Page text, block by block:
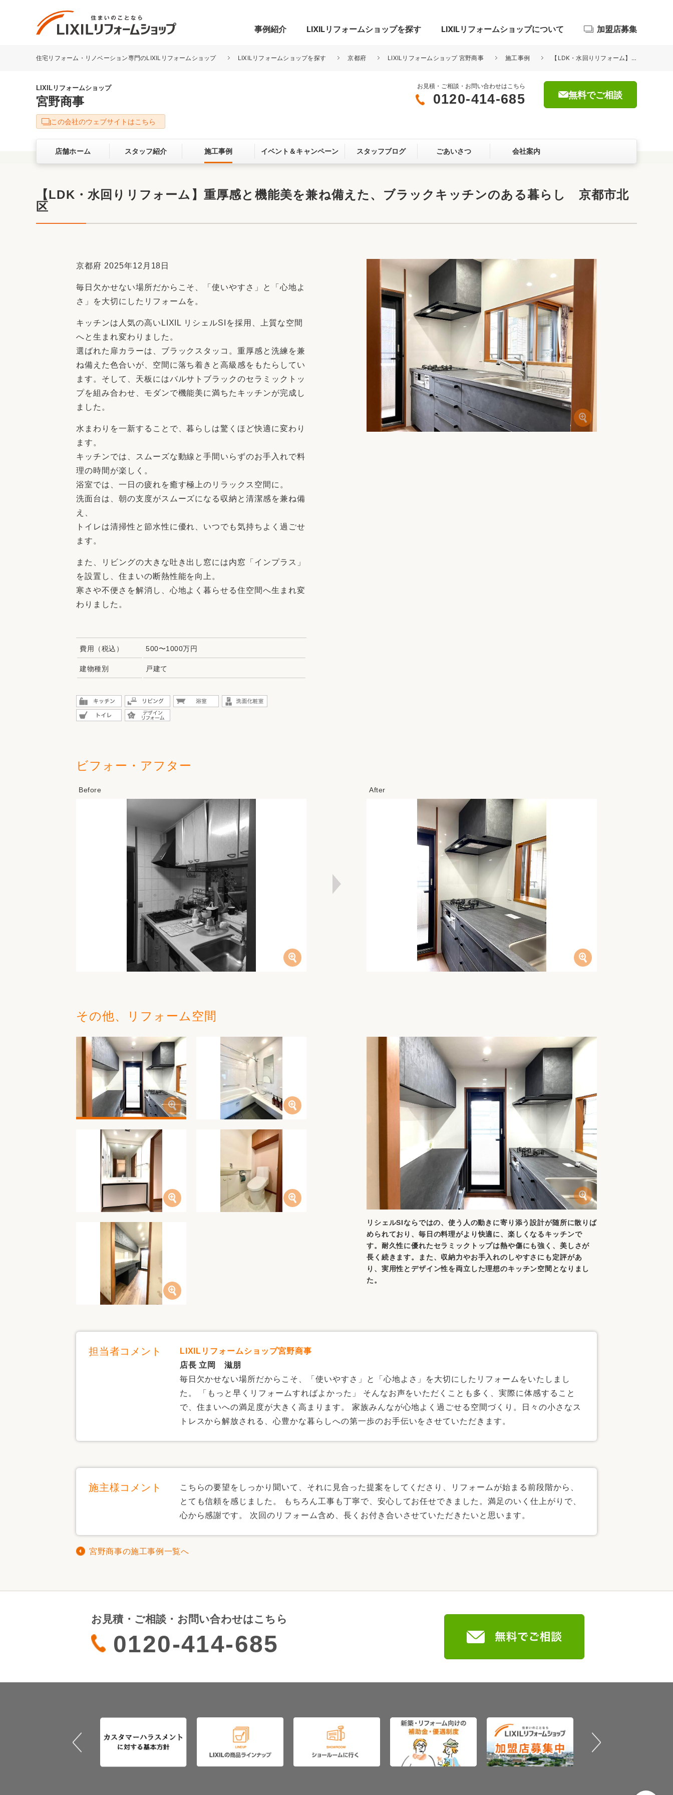
事例紹介
リフォーム事例を探す
キッチン
洗面化粧室 トイレ 玄関まわり 門まわり 屋根・外壁
ベランダ・バルコニー ガーデンスペース カースペース
収納 デザインリフォーム 中古リフォーム 古民家再生 家族の変化
LIXILリフォームショップを探す LIXILリフォームショップについて
LIXILリフォームショップについて
サービス向上・品質改善の取り組み お客さま満足度アンケート
ここちいい暮らしをつくる、価値・性能向上
リフォームコンシェルジュ® リフォームアクセル
中古物件探しから性能向上リフォームをワン
ストップ
おすすめ情報
加盟店募集
住宅リフォーム・リノベーション専門のLIXILリフォームショップ LIXILリフォームショップを探す 京都府 LIXILリフォームショップ 宮野商事 施工事例 【LDK・水回りリフォーム】重厚感と機能美を兼ね備えた、ブラックキッチンのある暮らし 京都市北区
LIXILリフォームショップ
宮野商事
お見積・ご相談・お問い合わせはこちら
0120-414-685 無料でご相談
この会社のウェブサイトはこちら
店舗ホーム スタッフ紹介 施工事例 イベント＆キャンペーン スタッフブログ ごあいさつ 会社案内
【LDK・水回りリフォーム】重厚感と機能美を兼ね備えた、ブラックキッチンのある暮らし 京都市北
区
京都府 2025年12月18日
毎日欠かせない場所だからこそ、「使いやすさ」と「心地よ
さ」を大切にしたリフォームを。
キッチンは人気の高いLIXIL リシェルSIを採用、上質な空間
へと生まれ変わりました。
選ばれた扉カラーは、ブラックスタッコ。重厚感と洗練を兼
ね備えた色合いが、空間に落ち着きと高級感をもたらしてい
ます。そして、天板にはバルサトブラックのセラミックトッ
プを組み合わせ、モダンで機能美に満ちたキッチンが完成し
ました。
水まわりを一新することで、暮らしは驚くほど快適に変わり
ます。
キッチンでは、スムーズな動線と手間いらずのお手入れで料
理の時間が楽しく。
浴室では、一日の疲れを癒す極上のリラックス空間に。
洗面台は、朝の支度がスムーズになる収納と清潔感を兼ね備
え、
トイレは清掃性と節水性に優れ、いつでも気持ちよく過ごせ
ます。
また、リビングの大きな吐き出し窓には内窓「インプラス」
を設置し、住まいの断熱性能を向上。
寒さや不便さを解消し、心地よく暮らせる住空間へ生まれ変
わりました。
費用（税込） 500〜1000万円
建物種別 戸建て
ビフォー・アフター
その他、リフォーム空間
リシェルSIならではの、使う人の動きに寄り添う設計が随所に散りば
められており、毎日の料理がより快適に、楽しくなるキッチンで
す。耐久性に優れたセラミックトップは熱や傷にも強く、美しさが
長く続きます。また、収納力やお手入れのしやすさにも定評があ
り、実用性とデザイン性を両立した理想のキッチン空間となりまし
た。
担当者コメント
LIXILリフォームショップ宮野商事
店長 立岡 滋朋
毎日欠かせない場所だからこそ、「使いやすさ」と「心地よさ」を大切にしたリフォームをいたしまし
た。 「もっと早くリフォームすればよかった」 そんなお声をいただくことも多く、実際に体感すること
で、住まいへの満足度が大きく高まります。 家族みんなが心地よく過ごせる空間づくり。日々の小さなス
トレスから解放される、心豊かな暮らしへの第一歩のお手伝いをさせていただきます。
施主様コメント
こちらの要望をしっかり聞いて、それに見合った提案をしてくださり、リフォームが始まる前段階から、
とても信頼を感じました。 もちろん工事も丁寧で、安心してお任せできました。満足のいく仕上がりで、
心から感謝です。 次回のリフォーム含め、長くお付き合いさせていただきたいと思います。
宮野商事の施工事例一覧へ
お見積・ご相談・お問い合わせはこちら
0120-414-685